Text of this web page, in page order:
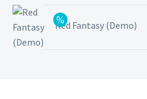
Red Fantasy (Demo)